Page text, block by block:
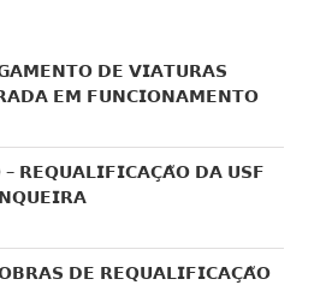
𝗗𝗘 𝗩𝗜𝗔𝗧𝗨𝗥𝗔𝗦
𝗘𝗠 𝗙𝗨𝗡𝗖𝗜𝗢𝗡𝗔𝗠𝗘𝗡𝗧𝗢
𝗥𝗘𝗤𝗨𝗔𝗟𝗜𝗙𝗜𝗖𝗔𝗖̧𝗔̃𝗢 𝗗𝗔 𝗨𝗦𝗙
𝗗𝗘 𝗥𝗘𝗤𝗨𝗔𝗟𝗜𝗙𝗜𝗖𝗔𝗖̧𝗔̃𝗢